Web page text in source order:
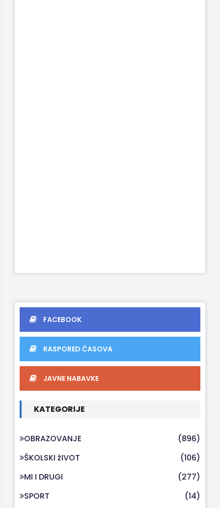
FACEBOOK
RASPORED ČASOVA
JAVNE NABAVKE
KATEGORIJE
OBRAZOVANJE
(896)
ŠKOLSKI žIVOT
(106)
MI I DRUGI
(277)
SPORT
(14)